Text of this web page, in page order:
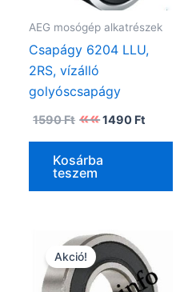
AEG mosógép alkatrészek
Csapágy 6204 LLU,
2RS, vízálló
golyóscsapágy
1590Ft
Original
price
was:
1590 Ft.
1490 Ft
is:
Kosárba
teszem
Akció!